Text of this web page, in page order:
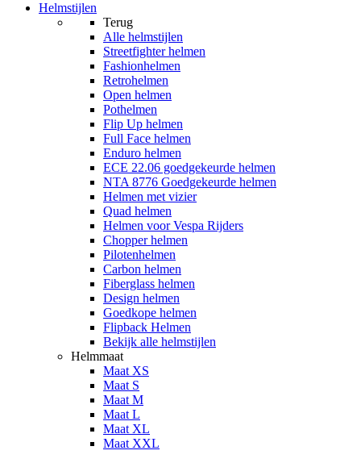
Helmstijlen
Terug
Alle helmstijlen
Streetfighter helmen
Fashionhelmen
Retrohelmen
Open helmen
Pothelmen
Flip Up helmen
Full Face helmen
Enduro helmen
ECE 22.06 goedgekeurde helmen
NTA 8776 Goedgekeurde helmen
Helmen met vizier
Quad helmen
Helmen voor Vespa Rijders
Chopper helmen
Pilotenhelmen
Carbon helmen
Fiberglass helmen
Design helmen
Goedkope helmen
Flipback Helmen
Bekijk alle helmstijlen
Helmmaat
Maat XS
Maat S
Maat M
Maat L
Maat XL
Maat XXL